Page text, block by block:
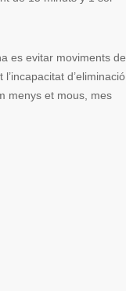
es evitar moviments de
d’eliminació
menys et mous, mes